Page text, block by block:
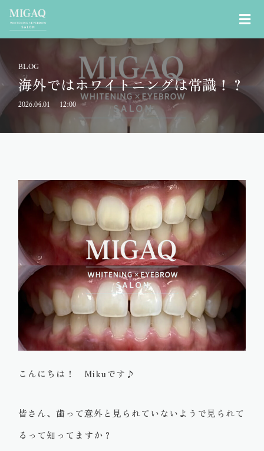
BLOG
海外ではホワイトニングは常識！？
2026.04.01 12:00
こんにちは！ Mikuです♪
皆さん、歯って意外と見られていないようで見られて
るって知ってますか？